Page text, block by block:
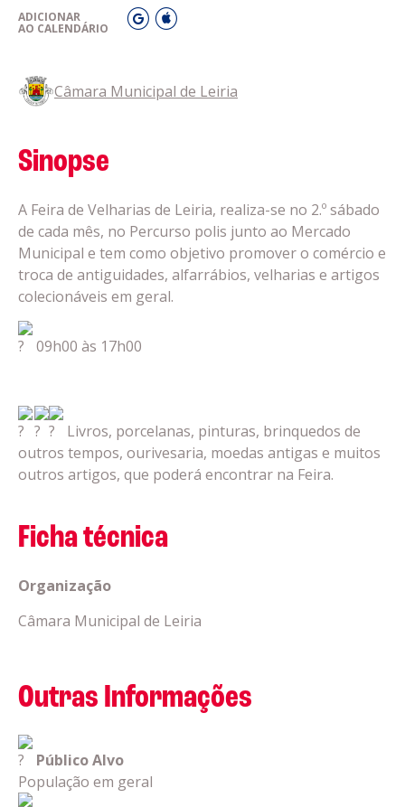
ADICIONAR
AO CALENDÁRIO
Câmara Municipal de Leiria
Sinopse
A Feira de Velharias de Leiria, realiza-se no 2.º sábado
de cada mês, no Percurso polis junto ao Mercado
Municipal e tem como objetivo promover o comércio e
troca de antiguidades, alfarrábios, velharias e artigos
colecionáveis em geral.
09h00 às 17h00
Livros, porcelanas, pinturas, brinquedos de
outros tempos, ourivesaria, moedas antigas e muitos
outros artigos, que poderá encontrar na Feira.
Ficha técnica
Organização
Câmara Municipal de Leiria
Outras Informações
Público Alvo
População em geral